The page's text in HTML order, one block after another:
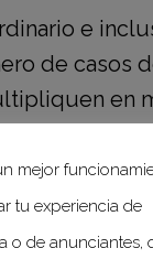
e
de casos
en
Zika,
mejor
tu experiencia de
o de anunciantes,